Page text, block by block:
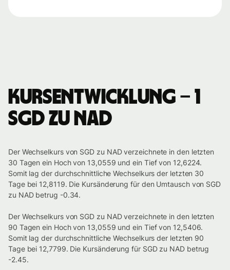
Kursentwicklung – 1
SGD zu NAD
Der Wechselkurs von SGD zu NAD verzeichnete in den letzten
30 Tagen ein Hoch von 13,0559 und ein Tief von 12,6224.
Somit lag der durchschnittliche Wechselkurs der letzten 30
Tage bei 12,8119. Die Kursänderung für den Umtausch von SGD
zu NAD betrug -0.34.
Der Wechselkurs von SGD zu NAD verzeichnete in den letzten
90 Tagen ein Hoch von 13,0559 und ein Tief von 12,5406.
Somit lag der durchschnittliche Wechselkurs der letzten 90
Tage bei 12,7799. Die Kursänderung für SGD zu NAD betrug
-2.45.